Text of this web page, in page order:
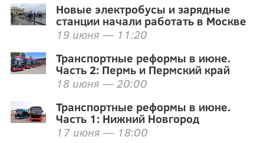
Новые электробусы и зарядные
станции начали работать в Москве
19 июня — 11:20
Транспортные реформы в июне.
Часть 2: Пермь и Пермский край
18 июня — 20:00
Транспортные реформы в июне.
Часть 1: Нижний Новгород
17 июня — 18:00